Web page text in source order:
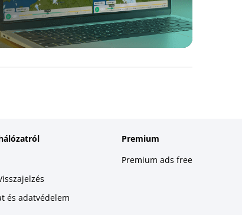
és adatvédelem
Premium
Premium ads free